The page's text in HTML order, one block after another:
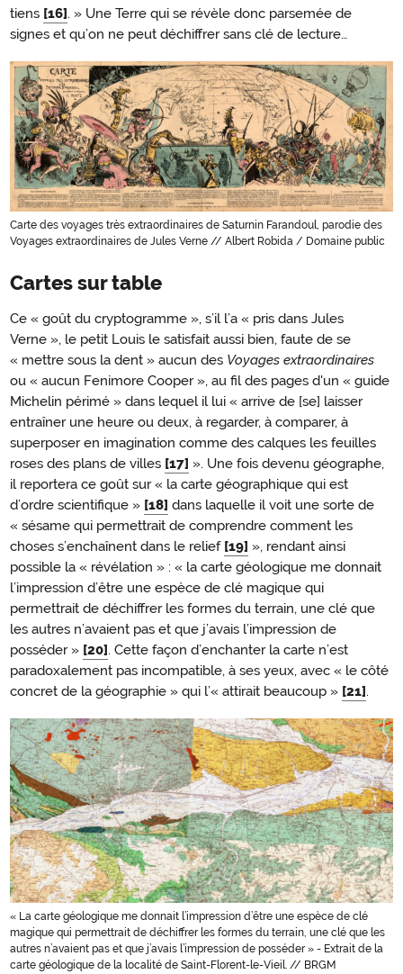
tiens [16]. » Une Terre qui se révèle donc parsemée de
signes et qu’on ne peut déchiffrer sans clé de lecture…
Carte des voyages très extraordinaires de Saturnin Farandoul, parodie des
Voyages extraordinaires de Jules Verne // Albert Robida / Domaine public
Cartes sur table
Ce « goût du cryptogramme », s’il l’a « pris dans Jules
Verne », le petit Louis le satisfait aussi bien, faute de se
« mettre sous la dent » aucun des Voyages extraordinaires
ou « aucun Fenimore Cooper », au fil des pages d'un « guide
Michelin périmé » dans lequel il lui « arrive de [se] laisser
entraîner une heure ou deux, à regarder, à comparer, à
superposer en imagination comme des calques les feuilles
roses des plans de villes [17] ». Une fois devenu géographe,
il reportera ce goût sur « la carte géographique qui est
d’ordre scientifique » [18] dans laquelle il voit une sorte de
« sésame qui permettrait de comprendre comment les
choses s’enchaînent dans le relief [19] », rendant ainsi
possible la « révélation » : « la carte géologique me donnait
l’impression d’être une espèce de clé magique qui
permettrait de déchiffrer les formes du terrain, une clé que
les autres n’avaient pas et que j’avais l’impression de
posséder » [20]. Cette façon d’enchanter la carte n’est
paradoxalement pas incompatible, à ses yeux, avec « le côté
concret de la géographie » qui l’« attirait beaucoup » [21].
« La carte géologique me donnait l’impression d’être une espèce de clé
magique qui permettrait de déchiffrer les formes du terrain, une clé que les
autres n’avaient pas et que j’avais l’impression de posséder » - Extrait de la
carte géologique de la localité de Saint-Florent-le-Vieil. // BRGM